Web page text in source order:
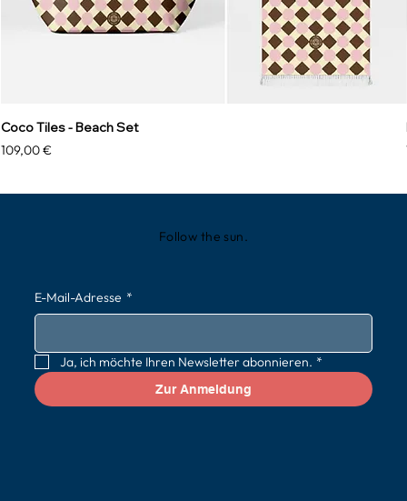
Coco Tiles - Beach Set
Preis
109,00 €
Follow the sun.
E-Mail-Adresse *
Ja, ich möchte Ihren Newsletter abonnieren. *
Zur Anmeldung